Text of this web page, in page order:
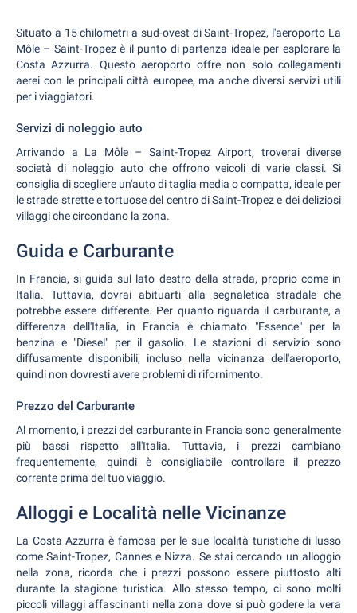
Situato a 15 chilometri a sud-ovest di Saint-Tropez, l'aeroporto La
Môle – Saint-Tropez è il punto di partenza ideale per esplorare la
Costa Azzurra. Questo aeroporto offre non solo collegamenti
aerei con le principali città europee, ma anche diversi servizi utili
per i viaggiatori.
Servizi di noleggio auto
Arrivando a La Môle – Saint-Tropez Airport, troverai diverse
società di noleggio auto che offrono veicoli di varie classi. Si
consiglia di scegliere un'auto di taglia media o compatta, ideale per
le strade strette e tortuose del centro di Saint-Tropez e dei deliziosi
villaggi che circondano la zona.
Guida e Carburante
In Francia, si guida sul lato destro della strada, proprio come in
Italia. Tuttavia, dovrai abituarti alla segnaletica stradale che
potrebbe essere differente. Per quanto riguarda il carburante, a
differenza dell'Italia, in Francia è chiamato "Essence" per la
benzina e "Diesel" per il gasolio. Le stazioni di servizio sono
diffusamente disponibili, incluso nella vicinanza dell'aeroporto,
quindi non dovresti avere problemi di rifornimento.
Prezzo del Carburante
Al momento, i prezzi del carburante in Francia sono generalmente
più bassi rispetto all'Italia. Tuttavia, i prezzi cambiano
frequentemente, quindi è consigliabile controllare il prezzo
corrente prima del tuo viaggio.
Alloggi e Località nelle Vicinanze
La Costa Azzurra è famosa per le sue località turistiche di lusso
come Saint-Tropez, Cannes e Nizza. Se stai cercando un alloggio
nella zona, ricorda che i prezzi possono essere piuttosto alti
durante la stagione turistica. Allo stesso tempo, ci sono molti
piccoli villaggi affascinanti nella zona dove si può godere la vera